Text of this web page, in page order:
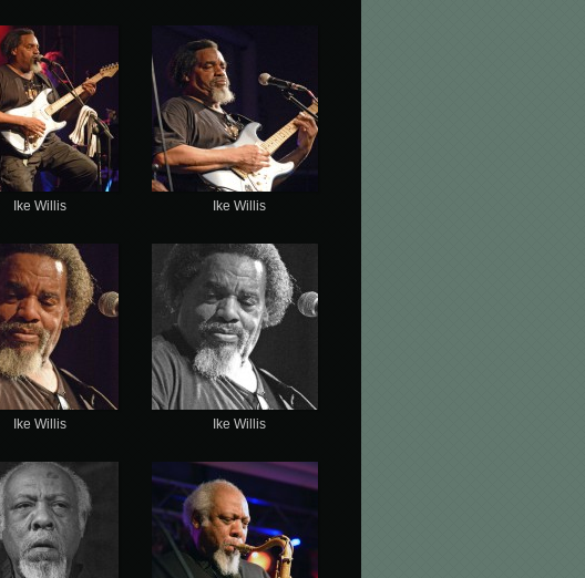
Ike Willis Ike Willis
Ike Willis Ike Willis